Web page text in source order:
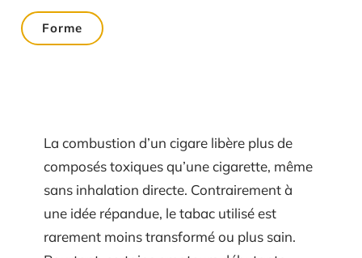
Forme
La combustion d’un cigare libère plus de
composés toxiques qu’une cigarette, même
sans inhalation directe. Contrairement à
une idée répandue, le tabac utilisé est
rarement moins transformé ou plus sain.